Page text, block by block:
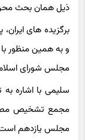
ذیل همان بحث
برگزیده های
و به همین منظور
مجلس شورای
سلیمی با اشاره
مجمع تشخیص
مجلس یازدهم است